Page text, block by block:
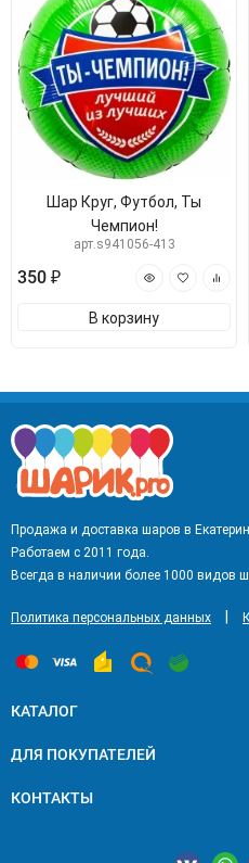
Шар Круг, Футбол, Ты
Чемпион!
арт.s941056-413
350 ₽
В корзину
Продажа и доставка шаров в
Работаем с 2011 года.
Всегда в наличии более 1000 видов
Политика персональных данных
КАТАЛОГ
ДЛЯ ПОКУПАТЕЛЕЙ
КОНТАКТЫ